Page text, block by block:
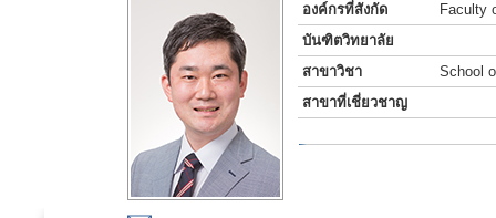
องค์กรที่สังกัด
Faculty
บันฑิตวิทยาลัย
สาขาวิชา
School
สาขาที่เชี่ยวชาญ